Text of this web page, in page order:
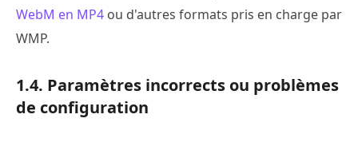
WebM en MP4 ou d'autres formats pris en charge par
WMP.
1.4. Paramètres incorrects ou problèmes
de configuration